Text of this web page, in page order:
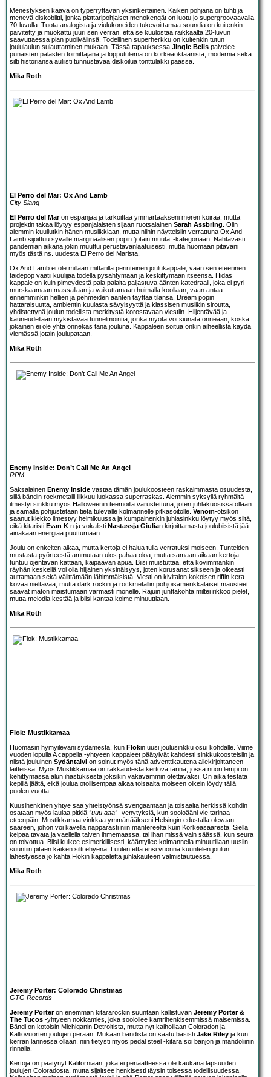
Menestyksen kaava on typerryttävän yksinkertainen. Kaiken pohjana on tuhti ja
menevä diskobiitti, jonka plattaripohjaiset menokengät on luotu jo supergroovaavalla
70-luvulla. Tuota analogista ja viulukoneiden tukevoittamaa soundia on kuitenkin
päivitetty ja muokattu juuri sen verran, että se kuulostaa raikkaalta 20-luvun
saavuttaessa pian puolivälinsä. Todellinen superherkku on kuitenkin tutun
joululaulun sulauttaminen mukaan. Tässä tapauksessa Jingle Bells palvelee
punaisten palasten toimittajana ja lopputulema on korkeaoktaanista, modernia sekä
silti historiansa auliisti tunnustavaa diskoilua tonttulakki päässä.
Mika Roth
El Perro del Mar: Ox And Lamb
City Slang
El Perro del Maron espanjaa ja tarkoittaa ymmärtääkseni meren koiraa, mutta
projektin takaa löytyy espanjalaisten sijaan ruotsalainen Sarah Assbring . Olin
aiemmin kuullutkin hänen musiikkiaan, mutta niihin näytteisiin verrattuna Ox And
Lamb sijoittuu syvälle marginaalisen popin ’jotain muuta’ -kategoriaan. Nähtävästi
pandemian aikana jokin muuttui perustavanlaatuisesti, mutta huomaan pitäväni
myös tästä ns. uudesta El Perro del Marista.
Ox And Lamb ei ole millään mittarilla perinteinen joulukappale, vaan sen eteerinen
taidepop vaatii kuulijaa todella pysähtymään ja keskittymään itseensä. Hidas
kappale on kuin pimeydestä pala palalta paljastuva äänten katedraali, joka ei pyri
murskaamaan massallaan ja vaikuttamaan huimalla koollaan, vaan antaa
ennemminkin hellien ja pehmeiden äänten täyttää tilansa. Dream popin
hattaraisuutta, ambientin kuulasta sävyisyyttä ja klassisen musiikin siroutta,
yhdistettynä joulun todellista merkitystä korostavaan viestiin. Hiljentävää ja
kauneudellaan mykistävää tunnelmointia, jonka myötä voi siunata onneaan, koska
jokainen ei ole yhtä onnekas tänä jouluna. Kappaleen soitua onkin aiheellista käydä
viemässä jotain joulupataan.
Mika Roth
Enemy Inside: Don’t Call Me An Angel
RPM
Saksalainen Enemy Inside vastaa tämän joulukoosteen raskaimmasta osuudesta,
sillä bändin rockmetalli liikkuu luokassa superraskas. Aiemmin syksyllä ryhmältä
ilmestyi sinkku myös Halloweenin teemoilla varustettuna, joten juhlakuosissa ollaan
ja samalla pohjustetaan tietä tulevalle kolmannelle pitkäsoitolle. Venom-otsikon
saanut kiekko ilmestyy helmikuussa ja kumpainenkin juhlasinkku löytyy myös siltä,
eikä kitaristi Evan K:n ja vokalisti Nastassja Giulian kirjoittamasta joulubiisistä jää
ainakaan energiaa puuttumaan.
Joulu on enkelten aikaa, mutta kertoja ei halua tulla verratuksi moiseen. Tunteiden
mustasta pyörteestä ammutaan ulos pahaa oloa, mutta samaan aikaan kertoja
tuntuu ojentavan kättään, kaipaavan apua. Biisi muistuttaa, että kovimmankin
räyhän keskellä voi olla hiljainen yksinäisyys, joten korusanat sikseen ja oikeasti
auttamaan sekä välittämään lähimmäisistä. Viesti on kivitalon kokoisen riffin kera
kovaa nieltävää, mutta dark rockin ja rockmetallin pohjoisamerikkalaiset mausteet
saavat mätön maistumaan varmasti monelle. Rajuin junttakohta miltei rikkoo pielet,
mutta melodia kestää ja biisi kantaa kolme minuuttiaan.
Mika Roth
Flok: Mustikkamaa
Huomasin hymyileväni sydämestä, kun Flokin uusi joulusinkku osui kohdalle. Viime
vuoden lopulla A cappella -yhtyeen kappaleet päätyivät kahdesti sinkkukoosteisiin ja
niistä jouluinen Sydäntalvi on soinut myös tänä adventtikautena allekirjoittaneen
laitteissa. Myös Mustikkamaa on rakkaudesta kertova tarina, jossa nuori lempi on
kehittymässä alun ihastuksesta joksikin vakavammin otettavaksi. On aika testata
kepillä jäätä, eikä joulua otollisempaa aikaa toisaalta moiseen oikein löydy tällä
puolen vuotta.
Kuusihenkinen yhtye saa yhteistyönsä svengaamaan ja toisaalta herkissä kohdin
osataan myös laulaa pitkiä ”uuu aaa” -venytyksiä, kun sooloääni vie tarinaa
eteenpäin. Mustikkamaa vinkkaa ymmärtääkseni Helsingin edustalla olevaan
saareen, johon voi kävellä näppärästi niin mantereelta kuin Korkeasaaresta. Siellä
kelpaa tavata ja vaellella talven ihmemaassa, tai ihan missä vain säässä, kun seura
on toivottua. Biisi kulkee esimerkillisesti, kääntyilee kolmannella minuutillaan uusiin
suuntiin pitäen kaiken silti ehyenä. Luulen että ensi vuonna kuuntelen joulun
lähestyessä jo kahta Flokin kappaletta juhlakauteen valmistautuessa.
Mika Roth
Jeremy Porter: Colorado Christmas
GTG Records
Jeremy Porteron enemmän kitararockin suuntaan kallistuvan Jeremy Porter &
The Tucos -yhtyeen nokkamies, joka sooloilee kantrihenkisemmissä maisemissa.
Bändi on kotoisin Michiganin Detroitista, mutta nyt kaihoillaan Coloradon ja
Kalliovuorten joulujen perään. Mukaan bändistä on saatu basisti Jake Riley ja kun
kerran lännessä ollaan, niin tietysti myös pedal steel -kitara soi banjon ja mandoliinin
rinnalla.
Kertoja on päätynyt Kaliforniaan, joka ei periaatteessa ole kaukana lapsuuden
joulujen Coloradosta, mutta sijaitsee henkisesti täysin toisessa todellisuudessa.